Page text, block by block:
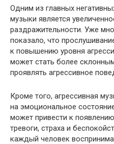
Одним из главных
музыки является
раздражительности. Уже
показало, что
к повышению уровня
может стать более
проявлять агрессивное
Кроме того, агрессивная
на эмоциональное
может привести к
тревоги, страха и
каждый человек